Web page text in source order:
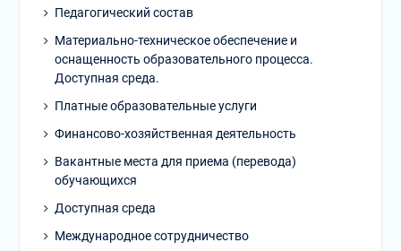
Педагогический состав
Материально-техническое обеспечение и
оснащенность образовательного процесса.
Доступная среда.
Платные образовательные услуги
Финансово-хозяйственная деятельность
Вакантные места для приема (перевода)
обучающихся
Доступная среда
Международное сотрудничество